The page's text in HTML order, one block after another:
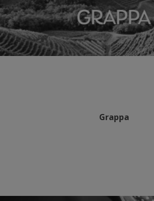
Grappa